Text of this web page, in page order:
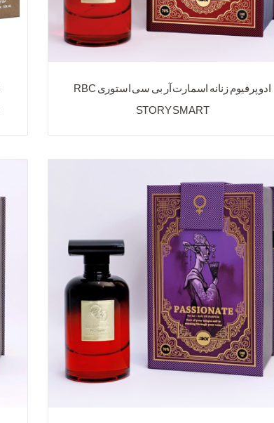
ادو پرفیوم زنانه اسمارت آر بی سی استوری RBC
STORY SMART